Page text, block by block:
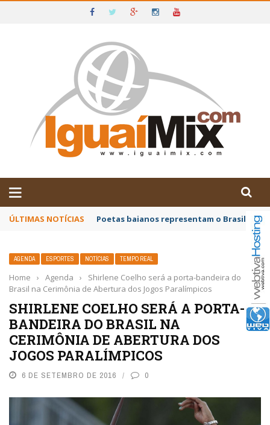
IGUAÍ E SUDOESTE DA BAHIA
ÚLTIMAS NOTÍCIAS Poetas baianos representam o Brasil no
AGENDA ESPORTES NOTÍCIAS TEMPO REAL
Home › Agenda ›
Shirlene Coelho será a porta-bandeira do
Brasil na Cerimônia de Abertura dos Jogos Paralímpicos
SHIRLENE COELHO SERÁ A PORTA-
BANDEIRA DO BRASIL NA
CERIMÔNIA DE ABERTURA DOS
JOGOS PARALÍMPICOS
6 DE SETEMBRO DE 2016 0